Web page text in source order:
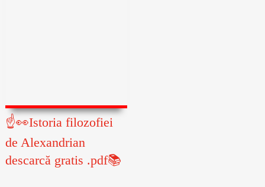
☝👀Istoria filozofiei
de Alexandrian
descarcă gratis .pdf📚